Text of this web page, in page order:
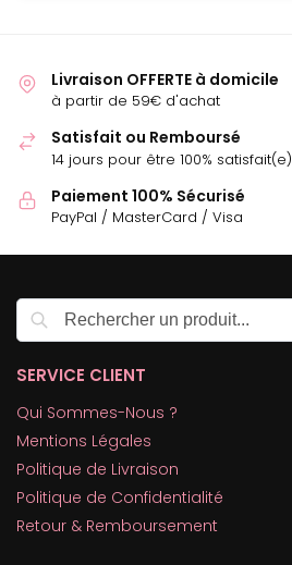
Livraison OFFERTE à domicile
à partir de 59€ d'achat
Satisfait ou Remboursé
14 jours pour être 100% satisfait(e)
Paiement 100% Sécurisé
PayPal / MasterCard / Visa
SERVICE CLIENT
Qui Sommes-Nous ?
Mentions Légales
Politique de Livraison
Politique de Confidentialité
Retour & Remboursement